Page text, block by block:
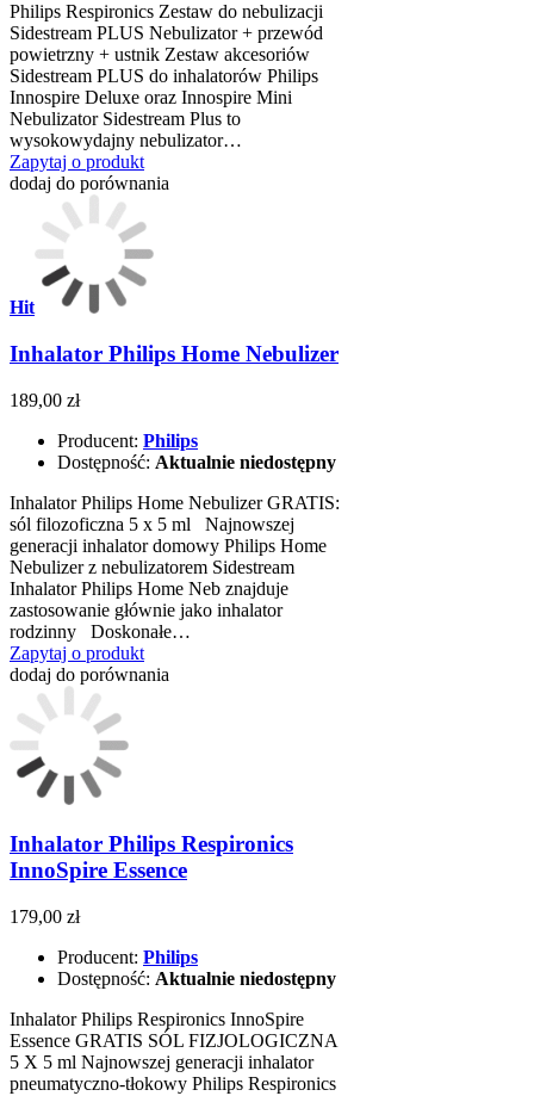
Philips Respironics Zestaw do nebulizacji
Sidestream PLUS Nebulizator + przewód
powietrzny + ustnik Zestaw akcesoriów
Sidestream PLUS do inhalatorów Philips
Innospire Deluxe oraz Innospire Mini
Nebulizator Sidestream Plus to
wysokowydajny nebulizator…
Zapytaj o produkt
dodaj do porównania
Hit
Inhalator Philips Home Nebulizer
189,00 zł
Producent: Philips
Dostępność: Aktualnie niedostępny
Inhalator Philips Home Nebulizer GRATIS:
sól filozoficzna 5 x 5 ml Najnowszej
generacji inhalator domowy Philips Home
Nebulizer z nebulizatorem Sidestream
Inhalator Philips Home Neb znajduje
zastosowanie głównie jako inhalator
rodzinny Doskonałe…
Zapytaj o produkt
dodaj do porównania
Inhalator Philips Respironics
InnoSpire Essence
179,00 zł
Producent: Philips
Dostępność: Aktualnie niedostępny
Inhalator Philips Respironics InnoSpire
Essence GRATIS SÓL FIZJOLOGICZNA
5 X 5 ml Najnowszej generacji inhalator
pneumatyczno-tłokowy Philips Respironics